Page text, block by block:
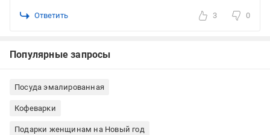
Ответить 3 0
Популярные запросы
Посуда эмалированная
Кофеварки
Подарки женщинам на Новый год